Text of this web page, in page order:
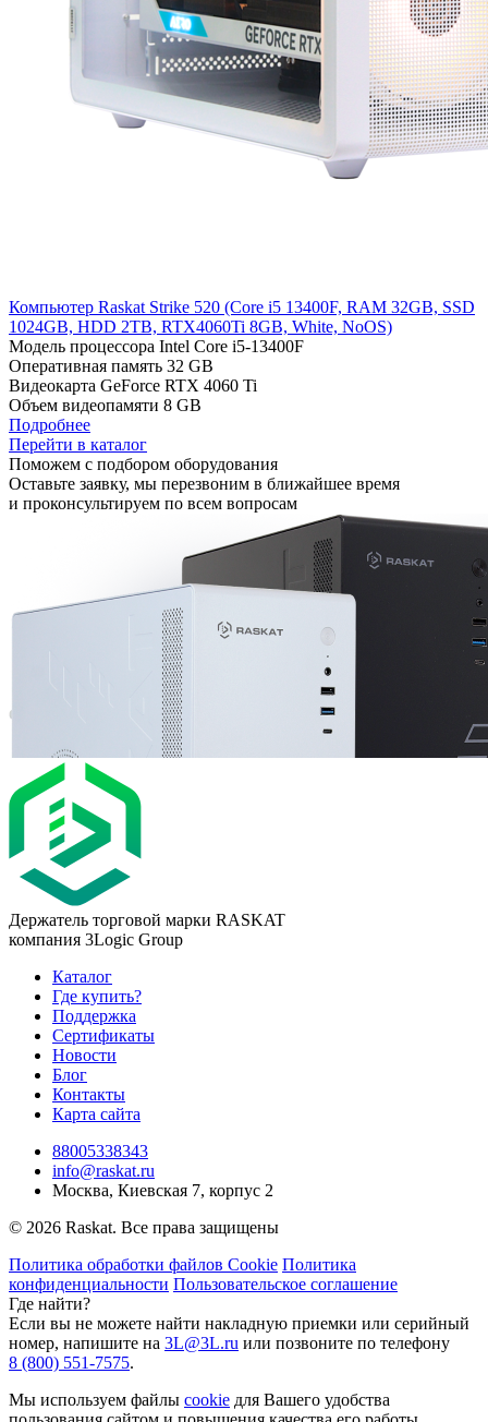
Компьютер Raskat Strike 520 (Cоre i5 13400F, RAM 32GB, SSD
1024GB, HDD 2TB, RTX4060Ti 8GB, White, NoOS)
Модель процессора Intel Core i5-13400F
Оперативная память 32 GB
Видеокарта GeForce RTX 4060 Ti
Объем видеопамяти 8 GB
Подробнее
Перейти в каталог
Поможем с подбором оборудования
Оставьте заявку, мы перезвоним в ближайшее время
и проконсультируем по всем вопросам
Держатель торговой марки RASKAT
компания 3Logic Group
Каталог
Где купить?
Поддержка
Сертификаты
Новости
Блог
Контакты
Карта сайта
88005338343
info@raskat.ru
Москва, Киевская 7, корпус 2
© 2026 Raskat. Все права защищены
Политика обработки файлов Cookie Политика
конфиденциальности Пользовательское соглашение
Где найти?
Если вы не можете найти накладную приемки или серийный
номер, напишите на 3L@3L.ru или позвоните по телефону
8 (800) 551-7575.
Мы используем файлы cookie для Вашего удобства